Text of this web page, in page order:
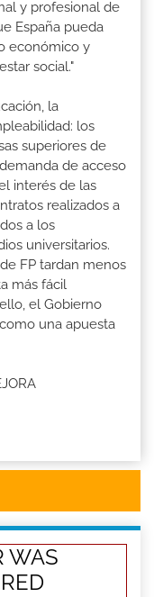
y profesional de
España pueda
económico y
social."
la
los
superiores de
de acceso
interés de las
realizados a
a los
universitarios.
FP tardan menos
más fácil
el Gobierno
una apuesta
WAS